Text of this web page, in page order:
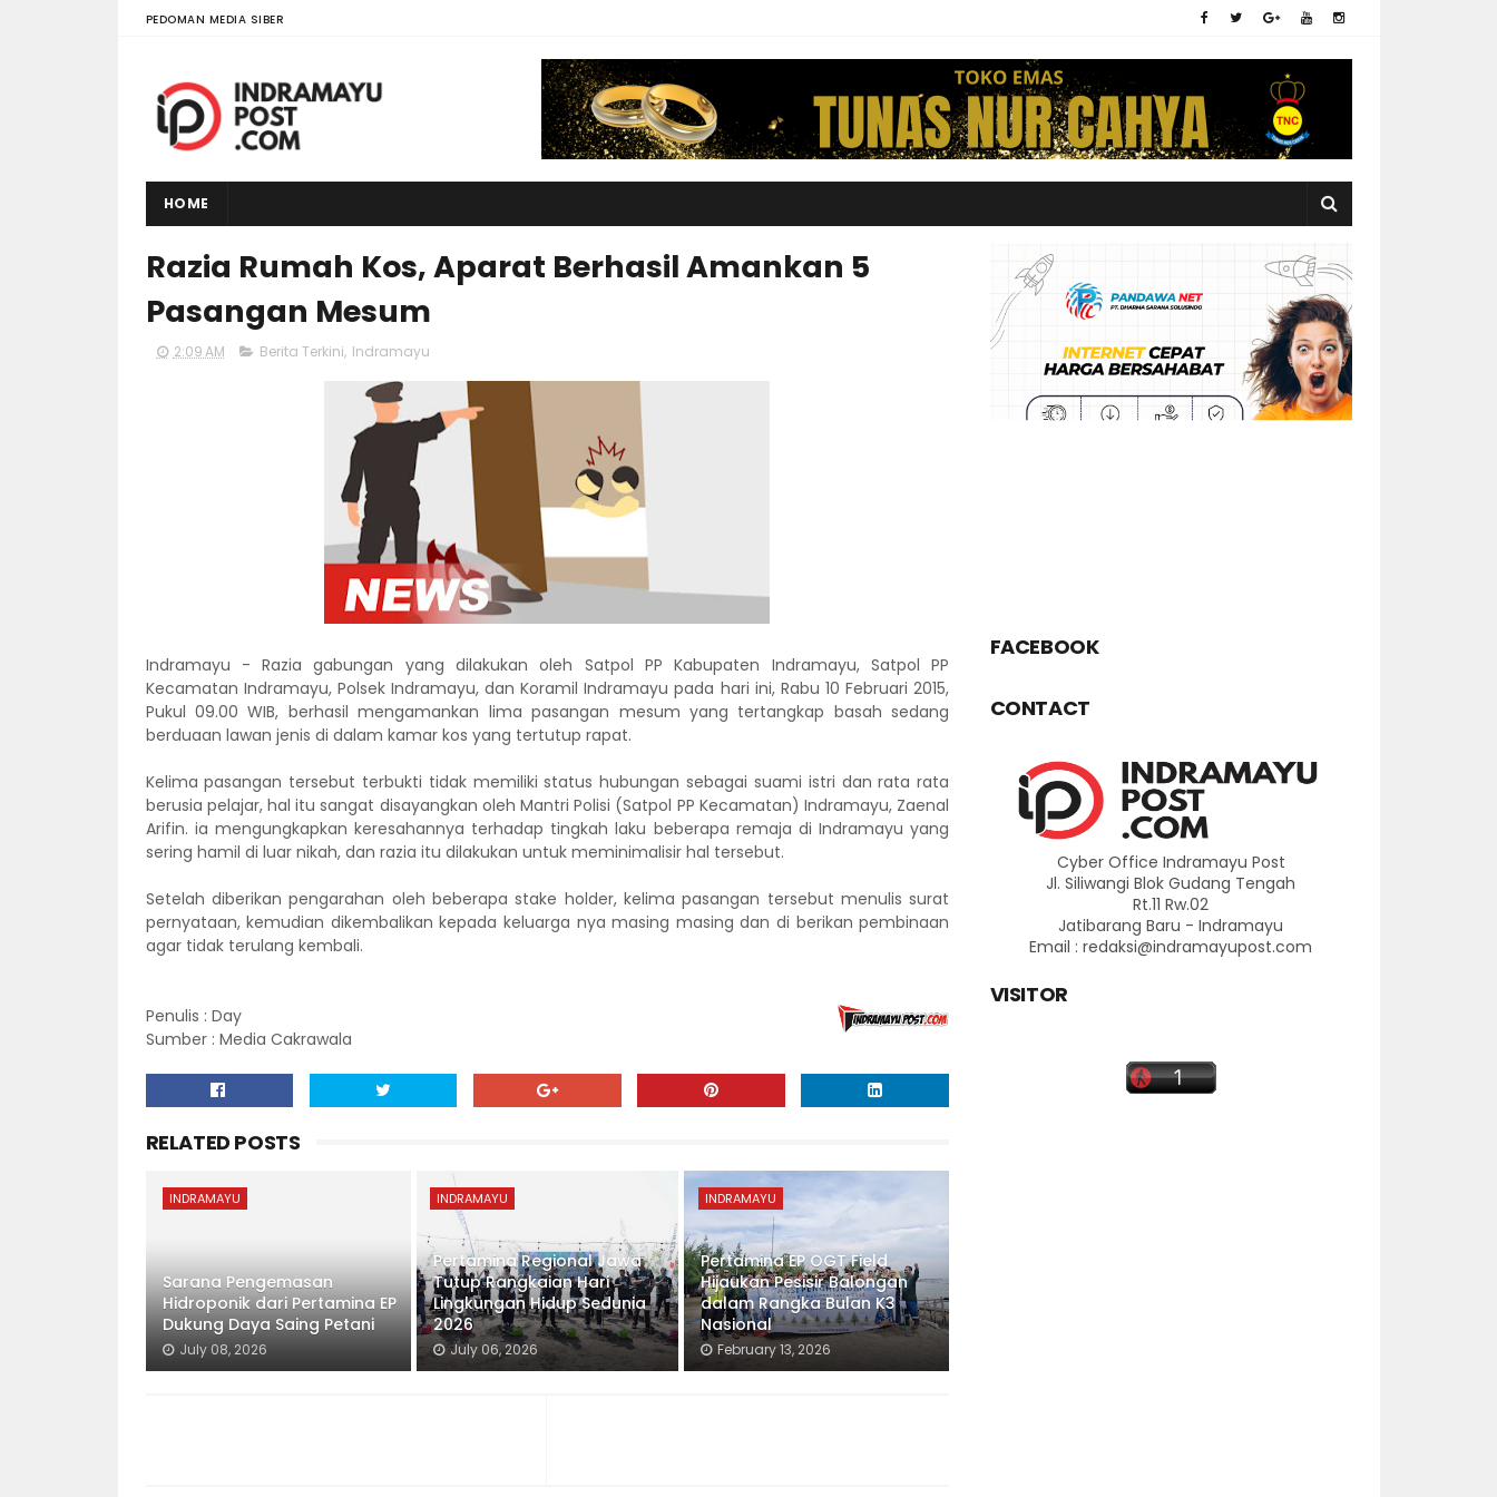
PEDOMAN MEDIA SIBER
HOME
Razia Rumah Kos, Aparat Berhasil Amankan 5
Pasangan Mesum
2:09 AM Berita Terkini, Indramayu
Indramayu - Razia gabungan yang dilakukan oleh Satpol PP Kabupaten Indramayu, Satpol PP
Kecamatan Indramayu, Polsek Indramayu, dan Koramil Indramayu pada hari ini, Rabu 10 Februari 2015,
Pukul 09.00 WIB, berhasil mengamankan lima pasangan mesum yang tertangkap basah sedang
berduaan lawan jenis di dalam kamar kos yang tertutup rapat.
Kelima pasangan tersebut terbukti tidak memiliki status hubungan sebagai suami istri dan rata rata
berusia pelajar, hal itu sangat disayangkan oleh Mantri Polisi (Satpol PP Kecamatan) Indramayu, Zaenal
Arifin. ia mengungkapkan keresahannya terhadap tingkah laku beberapa remaja di Indramayu yang
sering hamil di luar nikah, dan razia itu dilakukan untuk meminimalisir hal tersebut.
Setelah diberikan pengarahan oleh beberapa stake holder, kelima pasangan tersebut menulis surat
pernyataan, kemudian dikembalikan kepada keluarga nya masing masing dan di berikan pembinaan
agar tidak terulang kembali.
Penulis : Day
Sumber : Media Cakrawala
RELATED POSTS
INDRAMAYU
Sarana Pengemasan
Hidroponik dari Pertamina EP
Dukung Daya Saing Petani
July 08, 2026
INDRAMAYU
Pertamina Regional Jawa
Tutup Rangkaian Hari
Lingkungan Hidup Sedunia
2026
July 06, 2026
INDRAMAYU
Pertamina EP OGT Field
Hijaukan Pesisir Balongan
dalam Rangka Bulan K3
Nasional
February 13, 2026
FACEBOOK
CONTACT
Cyber Office Indramayu Post
Jl. Siliwangi Blok Gudang Tengah
Rt.11 Rw.02
Jatibarang Baru - Indramayu
Email : redaksi@indramayupost.com
VISITOR